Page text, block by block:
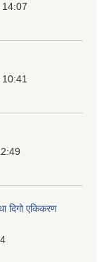
दिगो एकिकरण